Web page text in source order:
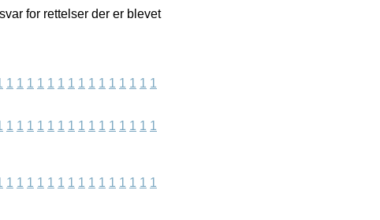
for rettelser der er blevet
1 1 1 1 1 1 1 1 1 1 1 1 1 1 1
1 1 1 1 1 1 1 1 1 1 1 1 1 1 1
1 1 1 1 1 1 1 1 1 1 1 1 1 1 1